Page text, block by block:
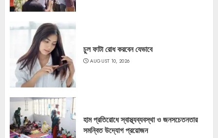
চুল ফাটা রোধ করবেন যেভাবে
AUGUST 10, 2026
হাম প্রতিরোধে স্বাস্থ্যব্যবস্থা ও জনসচেতনতার
সমন্বিত উদ্যোগ প্রয়োজন